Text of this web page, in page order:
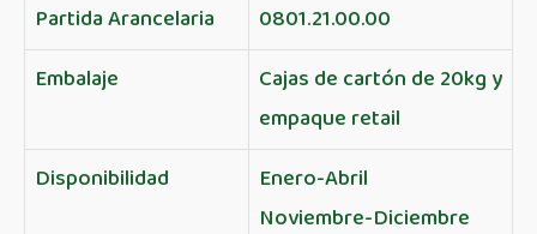
Partida Arancelaria
0801.21.00.00
Embalaje
Cajas de cartón de 20kg y
empaque retail
Disponibilidad
Enero-Abril
Noviembre-Diciembre